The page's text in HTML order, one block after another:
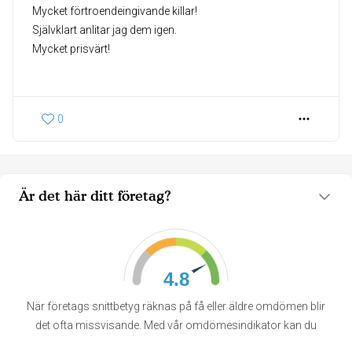
Är det här ditt företag?
4.8
När företags snittbetyg räknas på få eller äldre omdömen blir
det ofta missvisande. Med vår omdömesindikator kan du
Mycket förtroendeingivande killar!
Självklart anlitar jag dem igen.
Mycket prisvärt!
0